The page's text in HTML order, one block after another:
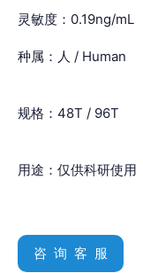
灵敏度：0.19ng/mL
种属：人 / Human
规格：48T / 96T
用途：仅供科研使用
咨 询 客 服